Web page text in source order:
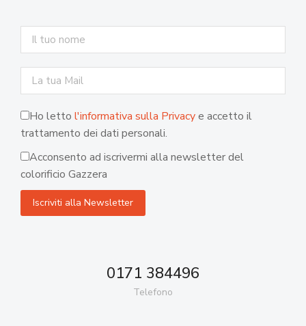
Ho letto l'informativa sulla Privacye accetto il
trattamento dei dati personali.
Acconsento ad iscrivermi alla newsletter del
colorificio Gazzera
0171 384496
Telefono